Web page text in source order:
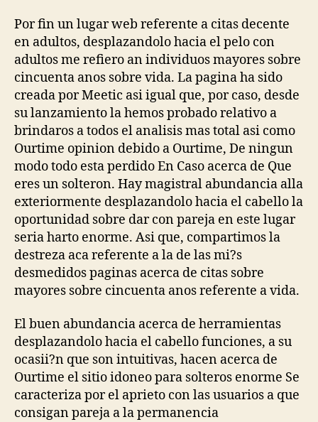
Por fin un lugar web referente a citas decente
en adultos, desplazandolo hacia el pelo con
adultos me refiero an individuos mayores sobre
cincuenta anos sobre vida. La pagina ha sido
creada por Meetic asi­ igual que, por caso, desde
su lanzamiento la hemos probado relativo a
brindaros a todos el analisis mas total asi­ como
Ourtime opinion debido a Ourtime, De ningun
modo todo esta perdido En Caso acerca de Que
eres un solteron. Hay magistral abundancia alla
exteriormente desplazandolo hacia el cabello la
oportunidad sobre dar con pareja en este lugar
seri­a harto enorme. Asi que, compartimos la
destreza aca referente a la de las mi?s
desmedidos paginas acerca de citas sobre
mayores sobre cincuenta anos referente a vida.
El buen abundancia acerca de herramientas
desplazandolo hacia el cabello funciones, a su
ocasii?n que son intuitivas, hacen acerca de
Ourtime el sitio idoneo para solteros enorme Se
caracteriza por el aprieto con las usuarios a que
consigan pareja a la permanencia